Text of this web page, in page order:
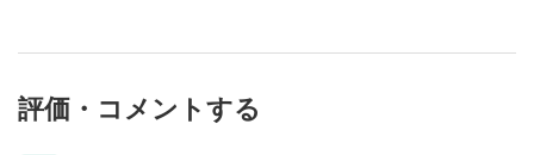
評価・コメントする